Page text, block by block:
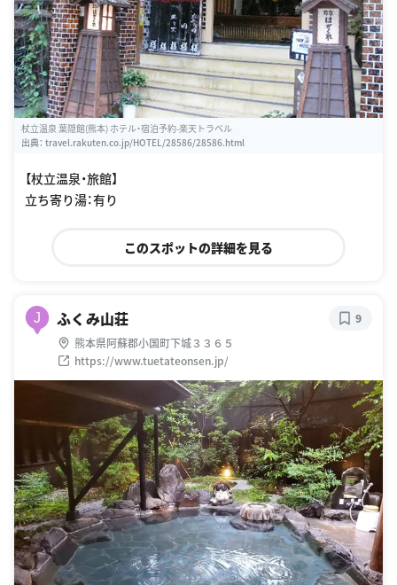
杖立温泉 葉隠館(熊本) ホテル・宿泊予約-楽天トラベル
出典： travel.rakuten.co.jp/HOTEL/28586/28586.html
【杖立温泉・旅館】
立ち寄り湯：有り
このスポットの詳細を見る
J ふくみ山荘
熊本県阿蘇郡小国町下城３３６５
https://www.tuetateonsen.jp/
9